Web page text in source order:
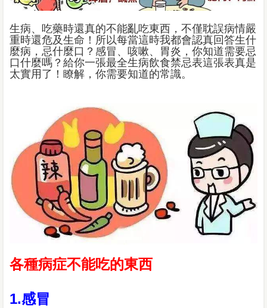
生病、吃藥時還真的不能亂吃東西，不僅耽誤病情嚴
重時還危及生命！所以每當這時我都會認真回答生什
麼病，忌什麼口？感冒、咳嗽、胃炎，你知道需要忌
口什麼嗎？給你一張最全生病飲食禁忌表這張表真是
太實用了！瞭解，你需要知道的常識。
各種病症不能吃的東西
1.感冒